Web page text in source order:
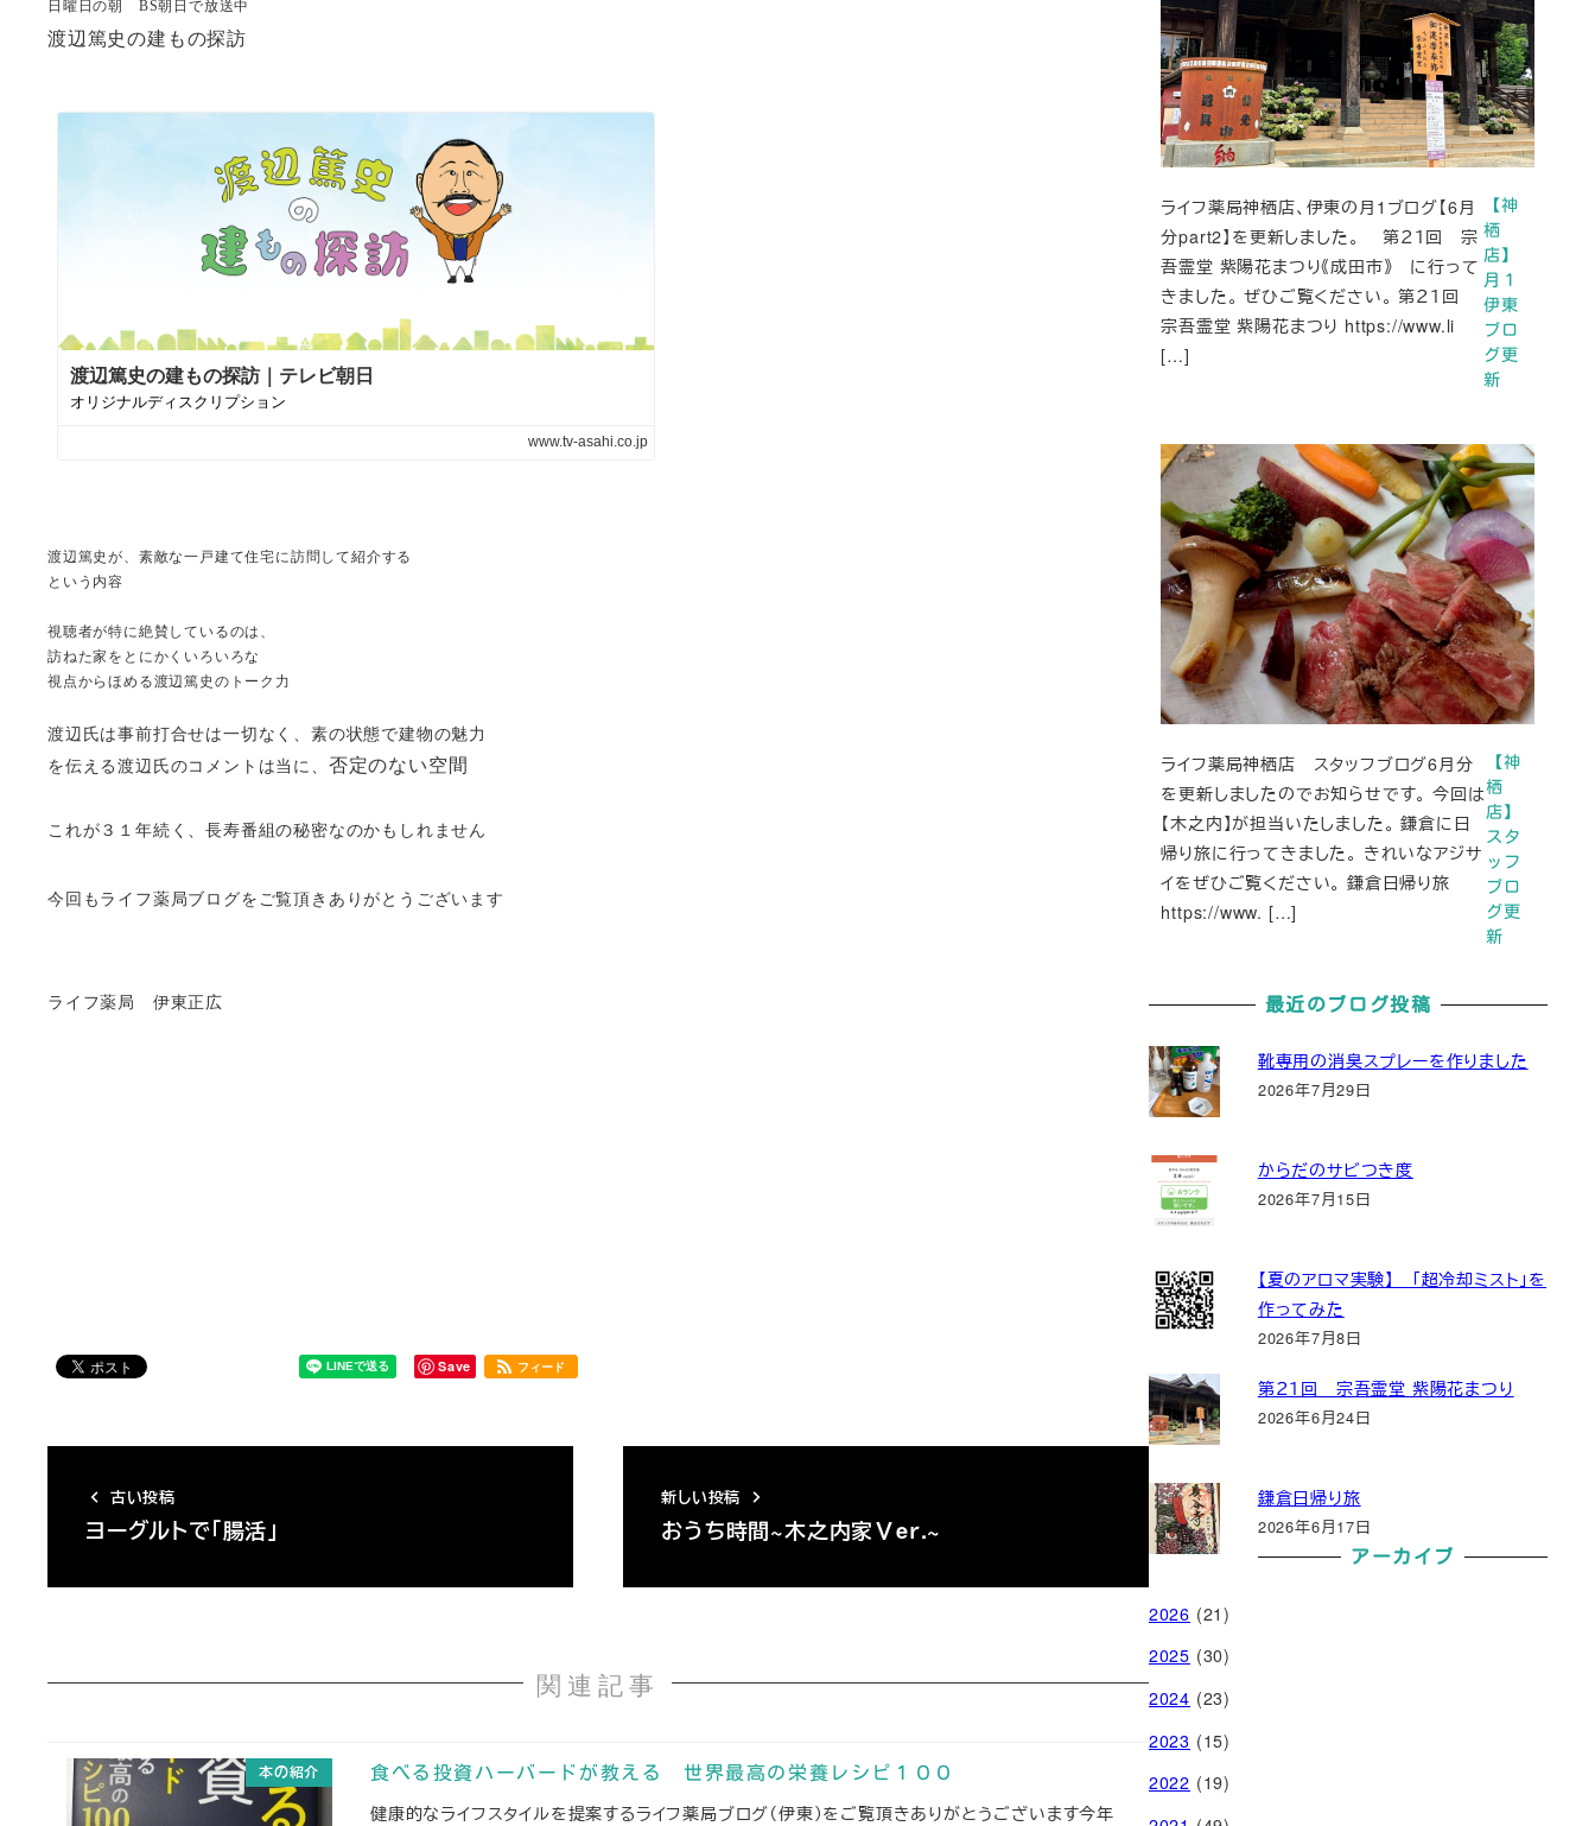
日曜日の朝 BS朝日で放送中
渡辺篤史の建もの探訪
渡辺篤史が、素敵な一戸建て住宅に訪問して紹介する
という内容
視聴者が特に絶賛しているのは、
訪ねた家をとにかくいろいろな
視点からほめる渡辺篤史のトーク力
渡辺氏は事前打合せは一切なく、素の状態で建物の魅力
を伝える渡辺氏のコメントは当に、 否定のない空間
これが３１年続く、長寿番組の秘密なのかもしれません
今回もライフ薬局ブログをご覧頂きありがとうございます
ライフ薬局 伊東正広
Save フィード
古い投稿
ヨーグルトで「腸活」
新しい投稿
おうち時間~木之内家Ⅴeｒ.~
関連記事
本の紹介 食べる投資ハーバードが教える 世界最高の栄養レシピ１００
健康的なライフスタイルを提案するライフ薬局ブログ（伊東）をご覧頂きありがとうございます今年
【神
栖
店】
月１
伊東
ブロ
グ更
新
ライフ薬局神栖店、伊東の月1ブログ【6月
分part2】を更新しました。 第２１回 宗
吾霊堂 紫陽花まつり《成田市》 に行って
きました。 ぜひご覧ください。 第２１回
宗吾霊堂 紫陽花まつり https://www.li
[…]
【神
栖
店】
スタ
ッフ
ブロ
グ更
新
ライフ薬局神栖店 スタッフブログ6月分
を更新しましたのでお知らせです。 今回は
【木之内】が担当いたしました。 鎌倉に日
帰り旅に行ってきました。 きれいなアジサ
イをぜひご覧ください。 鎌倉日帰り旅
https://www. […]
最近のブログ投稿
靴専用の消臭スプレーを作りました
2026年7月29日
からだのサビつき度
2026年7月15日
【夏のアロマ実験】 「超冷却ミスト」を
作ってみた
2026年7月8日
第２１回 宗吾霊堂 紫陽花まつり
2026年6月24日
鎌倉日帰り旅
2026年6月17日
アーカイブ
2026 (21)
2025 (30)
2024 (23)
2023 (15)
2022 (19)